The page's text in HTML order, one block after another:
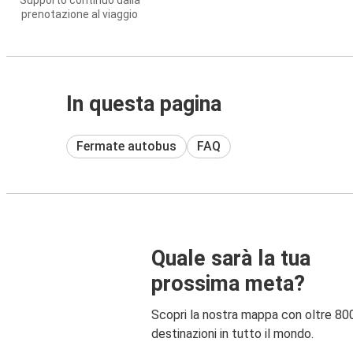
prenotazione al viaggio
In questa pagina
Fermate autobus FAQ
Quale sarà la tua
prossima meta?
Scopri la nostra mappa con oltre
destinazioni in tutto il mondo.